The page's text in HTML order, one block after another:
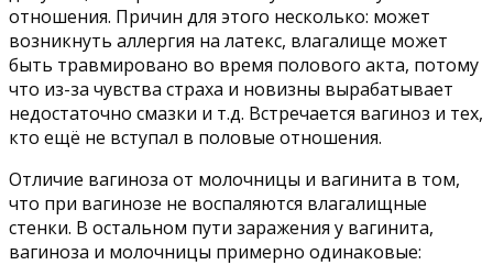
отношения. Причин для этого несколько: может
возникнуть аллергия на латекс, влагалище может
быть травмировано во время полового акта, потому
что из-за чувства страха и новизны вырабатывает
недостаточно смазки и т.д. Встречается вагиноз и тех,
кто ещё не вступал в половые отношения.
Отличие вагиноза от молочницы и вагинита в том,
что при вагинозе не воспаляются влагалищные
стенки. В остальном пути заражения у вагинита,
вагиноза и молочницы примерно одинаковые: